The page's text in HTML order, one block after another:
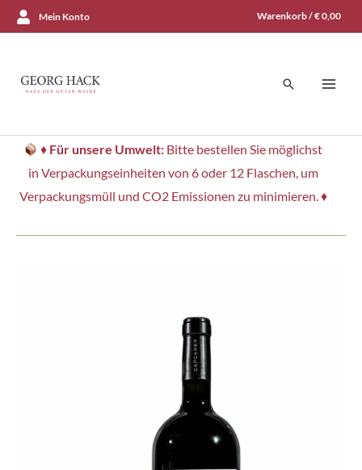
Zum
Inhalt
Mein Konto Warenkorb /€0,00
Suchen
♦ Für unsere Umwelt: Bitte bestellen Sie möglichst
in Verpackungseinheiten von 6 oder 12 Flaschen, um
Verpackungsmüll und CO2 Emissionen zu minimieren. ♦